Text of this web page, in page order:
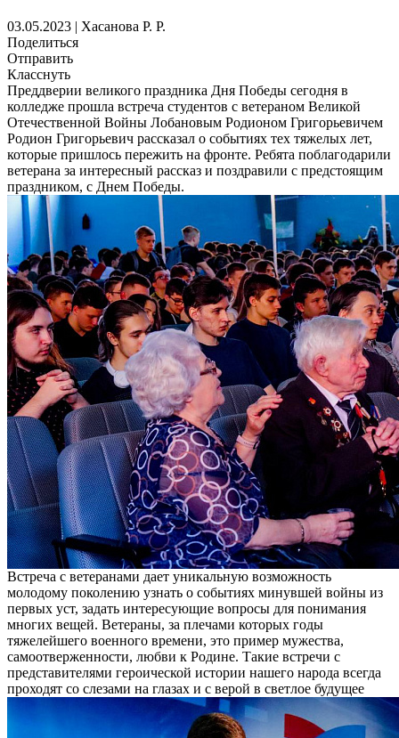
03.05.2023 | Хасанова Р. Р.
Поделиться
Отправить
Класснуть
Преддверии великого праздника Дня Победы сегодня в
колледже прошла встреча студентов с ветераном Великой
Отечественной Войны Лобановым Родионом Григорьевичем
Родион Григорьевич рассказал о событиях тех тяжелых лет,
которые пришлось пережить на фронте. Ребята поблагодарили
ветерана за интересный рассказ и поздравили с предстоящим
праздником, с Днем Победы.
Встреча с ветеранами дает уникальную возможность
молодому поколению узнать о событиях минувшей войны из
первых уст, задать интересующие вопросы для понимания
многих вещей. Ветераны, за плечами которых годы
тяжелейшего военного времени, это пример мужества,
самоотверженности, любви к Родине. Такие встречи с
представителями героической истории нашего народа всегда
проходят со слезами на глазах и с верой в светлое будущее